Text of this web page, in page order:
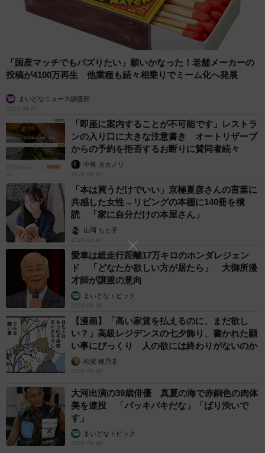
「国産マッチでもバズりたい」願いかなった！老舗メーカーの
投稿が4100万再生 他業種も続々相乗りでミーム化へ発展
まいどなニュース調査部
2026.08.07
「即座に案内することが不可能です」レストラ
ンの入り口に大きな注意書き オートリザーブ
からの予約を拒否するお断りに賛同者続々
中将 タカノリ
2026.08.07
「本は買うだけでいい」京極夏彦さんの言葉に
共感した女性→リビングの本棚に140冊を積
読 「家に自分だけの本屋さん」
山岡 もと子
2026.08.07
愛車は総走行距離17万キロのホンダレジェン
ド 「どなたか欲しい方が居たら」 大御所漫
才師が譲渡の意向
まいどなトピック
2026.08.06
【漫画】「高い家賃を払えるのに、まだ欲し
い？」高級レジデンスの七夕飾り、書かれた願
い事にびっくり 人の欲には終わりがないのか
松波 穂乃圭
2026.08.06
大河出演の39歳俳優 真夏の海で赤銅色の肉体
美を連投 「バッキバキだな」「ばり渋いで
す」
まいどなトピック
2026.08.06